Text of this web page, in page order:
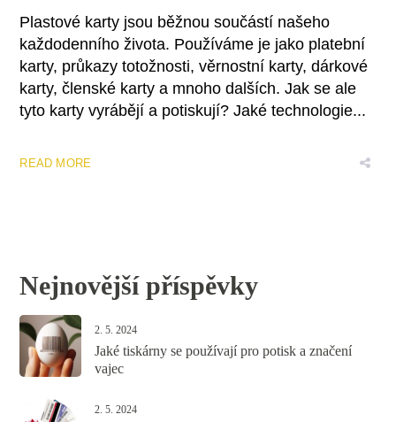
Plastové karty jsou běžnou součástí našeho
každodenního života. Používáme je jako platební
karty, průkazy totožnosti, věrnostní karty, dárkové
karty, členské karty a mnoho dalších. Jak se ale
tyto karty vyrábějí a potiskují? Jaké technologie...
READ MORE
Nejnovější příspěvky
2. 5. 2024
Jaké tiskárny se používají pro potisk a značení
vajec
2. 5. 2024